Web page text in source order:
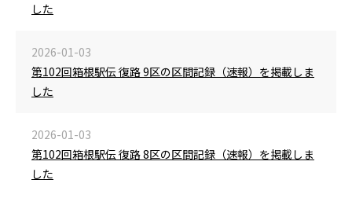
した
2026-01-03
第102回箱根駅伝 復路 9区の区間記録（速報）を掲載しま
した
2026-01-03
第102回箱根駅伝 復路 8区の区間記録（速報）を掲載しま
した